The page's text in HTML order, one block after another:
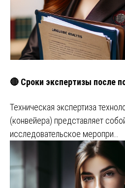
🔴 Сроки экспертизы после
Техническая экспертиза
(конвейера) представляет
исследовательское меропри…